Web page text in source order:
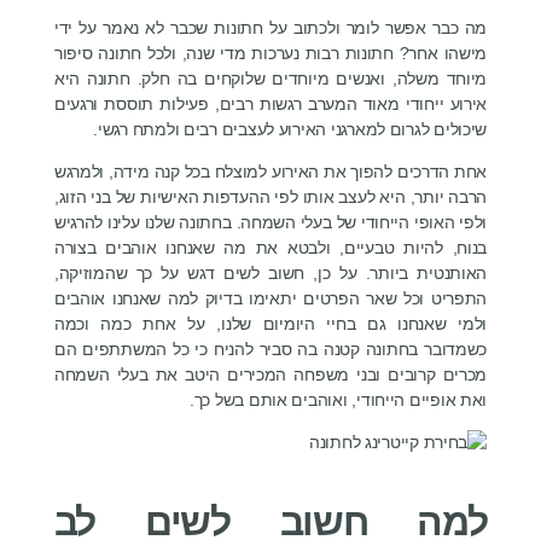
מה כבר אפשר לומר ולכתוב על חתונות שכבר לא נאמר על ידי
מישהו אחר? חתונות רבות נערכות מדי שנה, ולכל חתונה סיפור
מיוחד משלה, ואנשים מיוחדים שלוקחים בה חלק. חתונה היא
אירוע ייחודי מאוד המערב רגשות רבים, פעילות תוססת ורגעים
שיכולים לגרום למארגני האירוע לעצבים רבים ולמתח רגשי.
אחת הדרכים להפוך את האירוע למוצלח בכל קנה מידה, ולמרגש
הרבה יותר, היא לעצב אותו לפי ההעדפות האישיות של בני הזוג,
ולפי האופי הייחודי של בעלי השמחה. בחתונה שלנו עלינו להרגיש
בנוח, להיות טבעיים, ולבטא את מה שאנחנו אוהבים בצורה
האותנטית ביותר. על כן, חשוב לשים דגש על כך שהמוזיקה,
התפריט וכל שאר הפרטים יתאימו בדיוק למה שאנחנו אוהבים
ולמי שאנחנו גם בחיי היומיום שלנו, על אחת כמה וכמה
כשמדובר בחתונה קטנה בה סביר להניח כי כל המשתתפים הם
מכרים קרובים ובני משפחה המכירים היטב את בעלי השמחה
ואת אופיים הייחודי, ואוהבים אותם בשל כך.
למה חשוב לשים לב